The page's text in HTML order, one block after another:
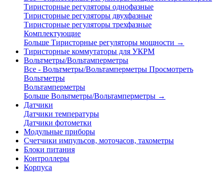
Тиристорные регуляторы однофазные
Тиристорные регуляторы двухфазные
Тиристорные регуляторы трехфазные
Комплектующие
Больше Тиристорные регуляторы мощности →
Тиристорные коммутаторы для УКРМ
Вольтметры/Вольтамперметры
Все - Вольтметры/Вольтамперметры Просмотреть
Вольтметры
Вольтамперметры
Больше Вольтметры/Вольтамперметры →
Датчики
Датчики температуры
Датчики фотометки
Модульные приборы
Счетчики импульсов, моточасов, тахометры
Блоки питания
Контроллеры
Корпуса